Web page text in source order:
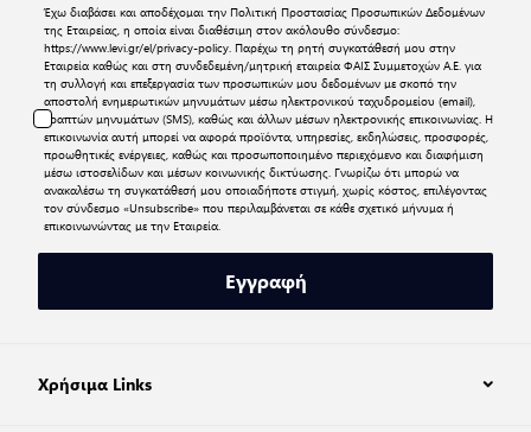
Έχω διαβάσει και αποδέχομαι την Πολιτική Προστασίας Προσωπικών Δεδομένων
της Εταιρείας, η οποία είναι διαθέσιμη στον ακόλουθο σύνδεσμο:
https://www.levi.gr/el/privacy-policy. Παρέχω τη ρητή συγκατάθεσή μου στην
Εταιρεία καθώς και στη συνδεδεμένη/μητρική εταιρεία ΦΑΙΣ Συμμετοχών Α.Ε. για
τη συλλογή και επεξεργασία των προσωπικών μου δεδομένων με σκοπό την
αποστολή ενημερωτικών μηνυμάτων μέσω ηλεκτρονικού ταχυδρομείου (email),
γραπτών μηνυμάτων (SMS), καθώς και άλλων μέσων ηλεκτρονικής επικοινωνίας. Η
επικοινωνία αυτή μπορεί να αφορά προϊόντα, υπηρεσίες, εκδηλώσεις, προσφορές,
προωθητικές ενέργειες, καθώς και προσωποποιημένο περιεχόμενο και διαφήμιση
μέσω ιστοσελίδων και μέσων κοινωνικής δικτύωσης. Γνωρίζω ότι μπορώ να
ανακαλέσω τη συγκατάθεσή μου οποιαδήποτε στιγμή, χωρίς κόστος, επιλέγοντας
τον σύνδεσμο «Unsubscribe» που περιλαμβάνεται σε κάθε σχετικό μήνυμα ή
επικοινωνώντας με την Εταιρεία.
Εγγραφή
Χρήσιμα Links